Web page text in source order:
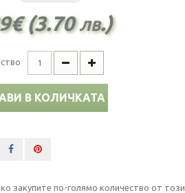
(3.70 лв.)
В КОЛИЧКАТА
закупите по-голямо количество от този